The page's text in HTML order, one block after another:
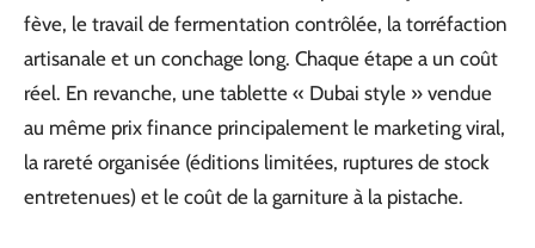
fève, le travail de fermentation contrôlée, la torréfaction
artisanale et un conchage long. Chaque étape a un coût
réel. En revanche, une tablette « Dubai style » vendue
au même prix finance principalement le marketing viral,
la rareté organisée (éditions limitées, ruptures de stock
entretenues) et le coût de la garniture à la pistache.